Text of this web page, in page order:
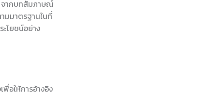
จากบทสัมภาษณ์
มมาตรฐานในที่
โยชน์อย่าง
อให้การอ้างอิง